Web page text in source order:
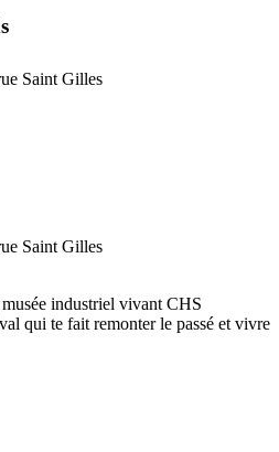
Saint Gilles
Saint Gilles
industriel vivant CHS
qui te fait remonter le passé et vivre